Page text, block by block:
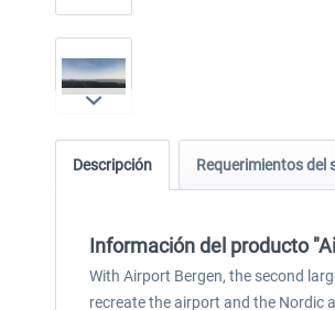
Descripción Requerimientos del
Información del producto
With Airport Bergen, the second
recreate the airport and the Nordic